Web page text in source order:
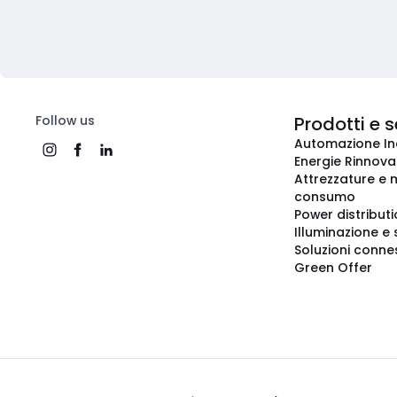
Follow us Prodotti e
Automazione
Energie
Attrezzature e
consumo
Power
Illuminazione
Soluzioni
Green Offer